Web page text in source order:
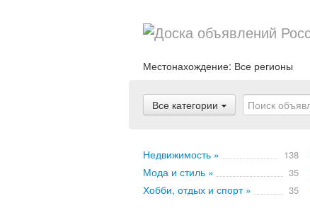
Местонахождение: Все регионы
Все категории
Недвижимость » 138
Мода и стиль » 35
Хобби, отдых и спорт » 35